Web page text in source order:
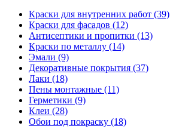
Краски для внутренних работ (39)
Краски для фасадов (12)
Антисептики и пропитки (13)
Краски по металлу (14)
Эмали (9)
Декоративные покрытия (37)
Лаки (18)
Пены монтажные (11)
Герметики (9)
Клеи (28)
Обои под покраску (18)